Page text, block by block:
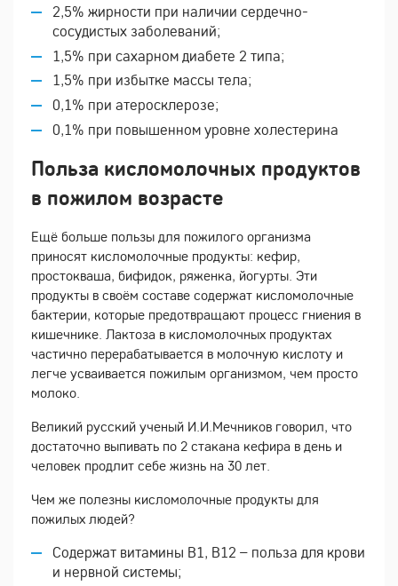
2,5% жирности при наличии сердечно-
сосудистых заболеваний;
1,5% при сахарном диабете 2 типа;
1,5% при избытке массы тела;
0,1% при атеросклерозе;
0,1% при повышенном уровне холестерина
Польза кисломолочных продуктов
в пожилом возрасте
Ещё больше пользы для пожилого организма
приносят кисломолочные продукты: кефир,
простокваша, бифидок, ряженка, йогурты. Эти
продукты в своём составе содержат кисломолочные
бактерии, которые предотвращают процесс гниения в
кишечнике. Лактоза в кисломолочных продуктах
частично перерабатывается в молочную кислоту и
легче усваивается пожилым организмом, чем просто
молоко.
Великий русский ученый И.И.Мечников говорил, что
достаточно выпивать по 2 стакана кефира в день и
человек продлит себе жизнь на 30 лет.
Чем же полезны кисломолочные продукты для
пожилых людей?
Содержат витамины B1, B12 – польза для крови
и нервной системы;